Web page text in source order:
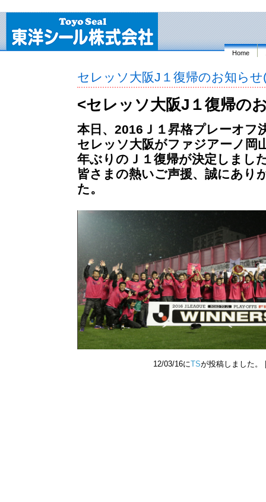
Home
セレッソ大阪J１復帰のお知ら
<セレッソ大阪J１復帰の
本日、2016Ｊ１昇格プレーオフ
セレッソ大阪がファジアーノ岡
年ぶりのＪ１復帰が決定しまし
皆さまの熱いご声援、誠にあり
た。
12/03/16にTSが投稿しました